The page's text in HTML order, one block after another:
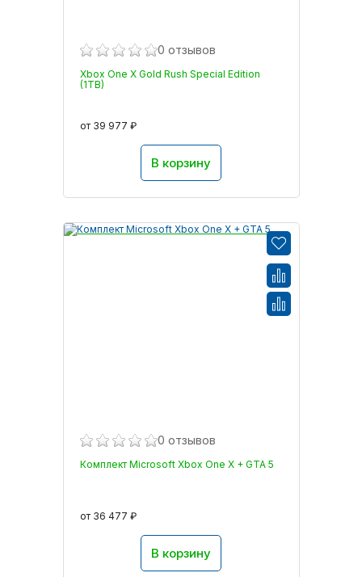
0 отзывов
Xbox One X Gold Rush Special Edition
(1TB)
от 39 977 ₽
В корзину
0 отзывов
Комплект Microsoft Xbox One X + GTA 5
от 36 477 ₽
В корзину